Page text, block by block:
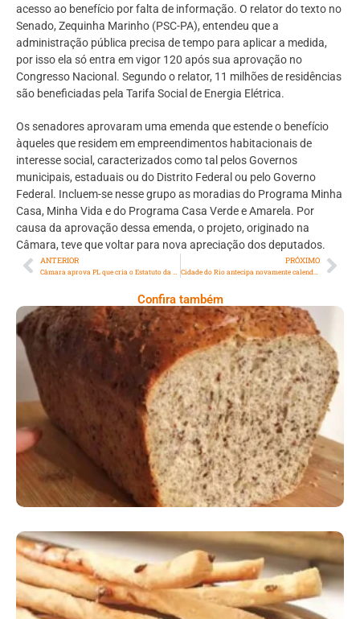
acesso ao benefício por falta de informação. O relator do texto no
Senado, Zequinha Marinho (PSC-PA), entendeu que a
administração pública precisa de tempo para aplicar a medida,
por isso ela só entra em vigor 120 após sua aprovação no
Congresso Nacional. Segundo o relator, 11 milhões de residências
são beneficiadas pela Tarifa Social de Energia Elétrica.
Os senadores aprovaram uma emenda que estende o benefício
àqueles que residem em empreendimentos habitacionais de
interesse social, caracterizados como tal pelos Governos
municipais, estaduais ou do Distrito Federal ou pelo Governo
Federal. Incluem-se nesse grupo as moradias do Programa Minha
Casa, Minha Vida e do Programa Casa Verde e Amarela. Por
causa da aprovação dessa emenda, o projeto, originado na
Câmara, teve que voltar para nova apreciação dos deputados.
ANTERIOR PRÓXIMO
Confira também
Comer Bem: Pão Low Carb
Comer Bem: Palitinhos De Cebola E Salsa